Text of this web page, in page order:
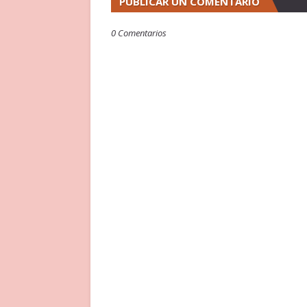
0 Comentarios